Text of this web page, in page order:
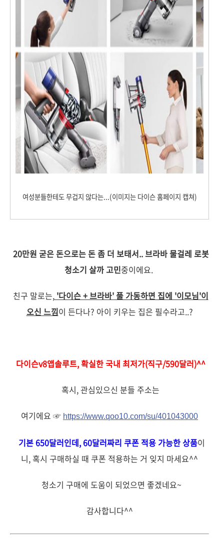
여성분들한테도 무겁지 않다는...(이미지는 다이슨 홈페이지 캡쳐)
20만원 굳은 돈으로는 돈 좀 더 보태서.. 브라바 물걸레 로봇
청소기 살까 고민중이에요.
친구 말로는,'다이슨 + 브라바' 풀 가동하면 집에 '이모님'이
오신 느낌이 든다나? 아이 키우는 집은 필수라고..?
다이슨v8앱솔루트, 확실한 국내 최저가(직구/590달러)^^
혹시, 관심있으신 분들 주소는
여기에요 ☞ https://www.qoo10.com/su/401043000
기본 650달러인데, 60달러짜리 쿠폰 적용 가능한 상품이
니, 혹시 구매하실 때 쿠폰 적용하는 거 잊지 마세요^^
청소기 구매에 도움이 되었으면 좋겠네요~
감사합니다^^